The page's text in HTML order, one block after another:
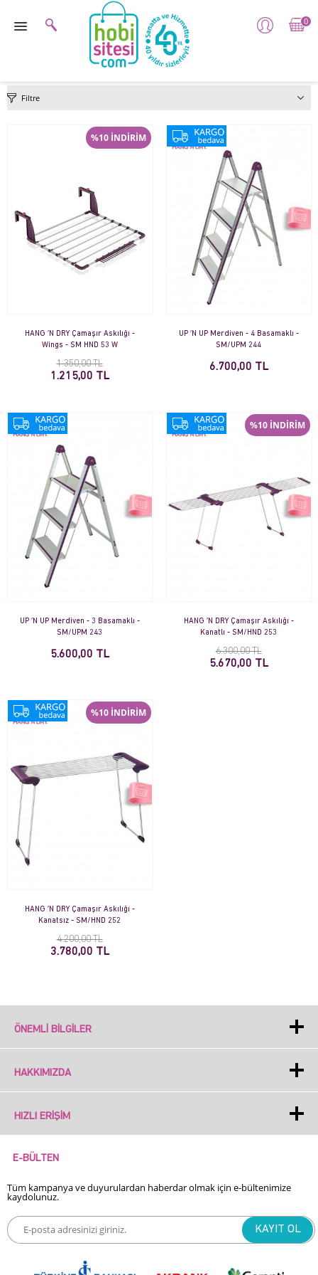
0
Filtre
%10 İNDİRİM
HANG ′N DRY Çamaşır Askılığı -
Wings - SM HND 53 W
1.350,00 TL
1.215,00 TL
UP ′N UP Merdiven - 4 Basamaklı -
SM/UPM 244
6.700,00 TL
UP ′N UP Merdiven - 3 Basamaklı -
SM/UPM 243
5.600,00 TL
%10 İNDİRİM
HANG ′N DRY Çamaşır Askılığı -
Kanatlı - SM/HND 253
6.300,00 TL
5.670,00 TL
%10 İNDİRİM
HANG ′N DRY Çamaşır Askılığı -
Kanatsız - SM/HND 252
4.200,00 TL
3.780,00 TL
ÖNEMLI BILGILER
HAKKIMIZDA
HIZLI ERIŞIM
E-BÜLTEN
Tüm kampanya ve duyurulardan haberdar olmak için e-bültenimize
kaydolunuz.